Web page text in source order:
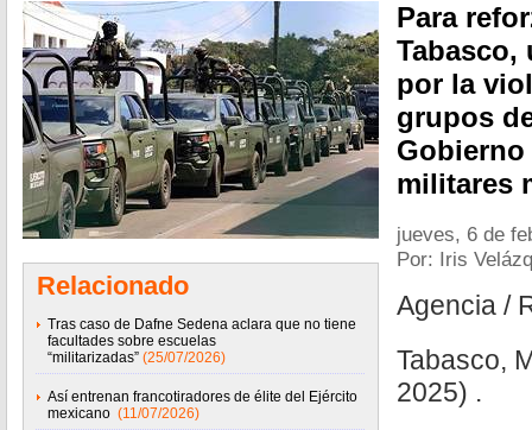
Relacionado
Tras caso de Dafne Sedena aclara que no tiene
facultades sobre escuelas
“militarizadas” (25/07/2026)
Así entrenan francotiradores de élite del Ejército
mexicano (11/07/2026)
Para
Tabasco,
por la
grupos
Gobierno
militares
jueves, 6 de
Por: Iris
Agencia /
Tabasco,
2025) .